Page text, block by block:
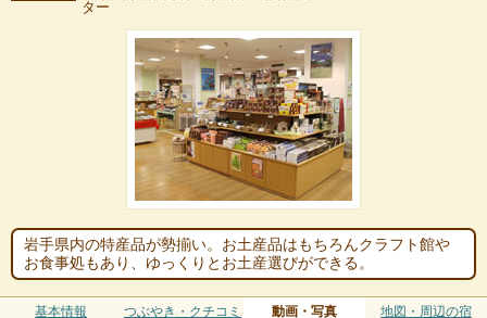
ター
岩手県内の特産品が勢揃い。お土産品はもちろんクラフト館や
お食事処もあり、ゆっくりとお土産選びができる。
基本情報 つぶやき・クチコミ 動画・写真 地図・周辺の宿